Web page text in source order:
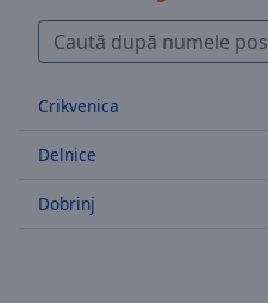
Stream
Seek to
currently
Remaining
Crikvenica
Delnice
Dobrinj